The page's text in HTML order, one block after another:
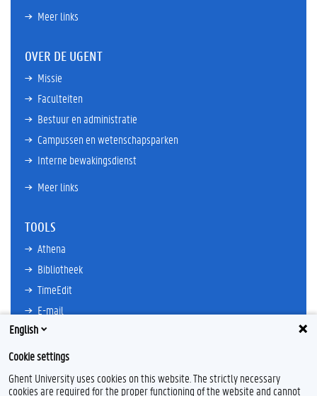
Meer links
OVER DE UGENT
Missie
Faculteiten
Bestuur en administratie
Campussen en wetenschapsparken
Interne bewakingsdienst
Meer links
TOOLS
Athena
Bibliotheek
TimeEdit
E-mail
Ufora
Oasis
Research Explorer
English
Cookie settings
Ghent University uses cookies on this website. The strictly necessary
cookies are required for the proper functioning of the website and cannot